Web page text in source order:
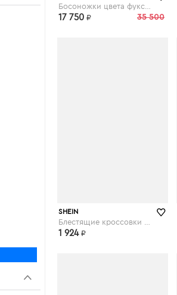
35 500
17 750 ₽
SHEIN
1 924 ₽